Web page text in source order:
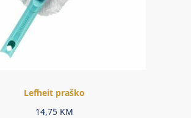
Lefheit praško
14,75 KM